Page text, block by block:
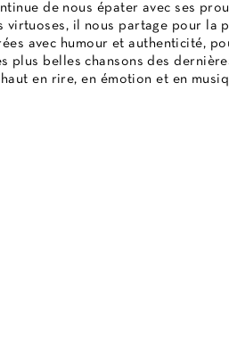
de nous épater avec ses
il nous partage pour la
avec humour et authenticité,
plus belles chansons des
en rire, en émotion et en